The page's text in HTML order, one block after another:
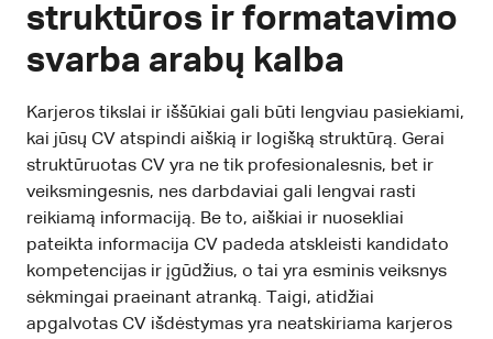
struktūros ir formatavimo
svarba arabų kalba
Karjeros tikslai ir iššūkiai gali būti lengviau pasiekiami,
kai jūsų CV atspindi aiškią ir logišką struktūrą. Gerai
struktūruotas CV yra ne tik profesionalesnis, bet ir
veiksmingesnis, nes darbdaviai gali lengvai rasti
reikiamą informaciją. Be to, aiškiai ir nuosekliai
pateikta informacija CV padeda atskleisti kandidato
kompetencijas ir įgūdžius, o tai yra esminis veiksnys
sėkmingai praeinant atranką. Taigi, atidžiai
apgalvotas CV išdėstymas yra neatskiriama karjeros